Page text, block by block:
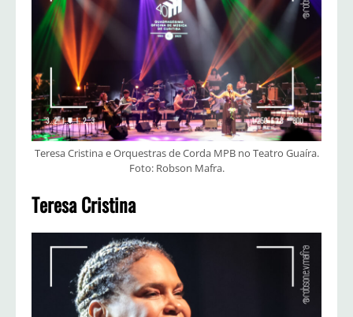
Teresa Cristina e Orquestras de Corda MPB no Teatro Guaíra.
Foto: Robson Mafra.
Teresa Cristina